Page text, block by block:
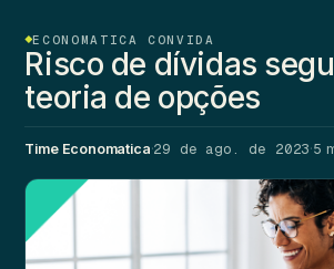
ECONOMATICA CONVIDA
Risco de dívidas
teoria de opções
Time Economatica·29 de ago. de 2023·5